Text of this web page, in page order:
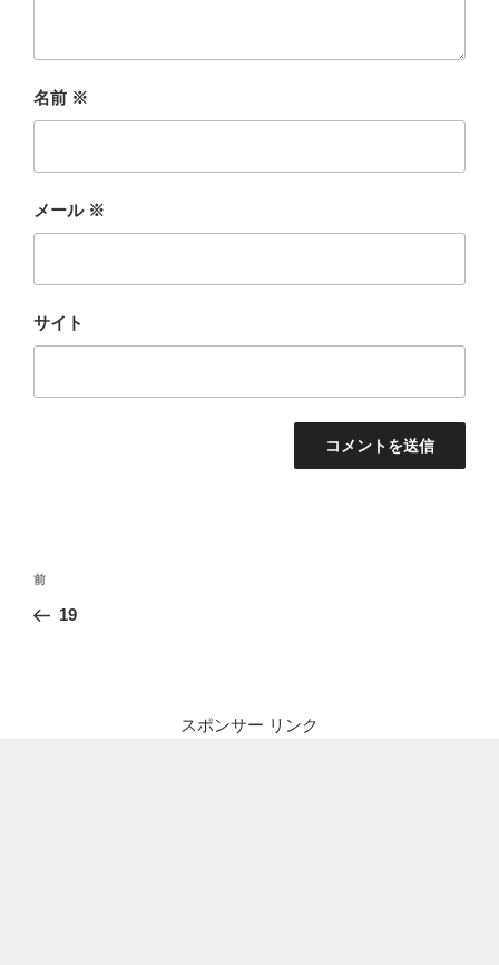
名前 ※
メール ※
サイト
投
ナ
前
の
前
19
スポンサー リンク